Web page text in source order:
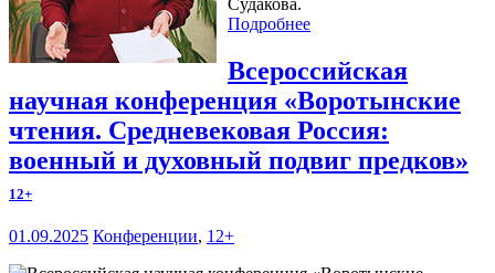
Подробнее
Всероссийская
научная конференция «Воротынские
чтения. Средневековая Россия:
военный и духовный подвиг предков»
12+
01.09.2025 Конференции, 12+